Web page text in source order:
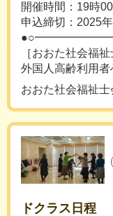
開催時間：19時
申込締切：2025
［おおた社会福
外国人高齢利用者
おおた社会福祉士
ドクラス日程